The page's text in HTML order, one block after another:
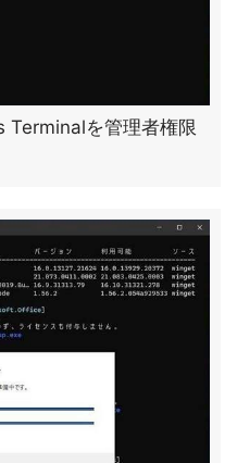
Terminalを管理者権限